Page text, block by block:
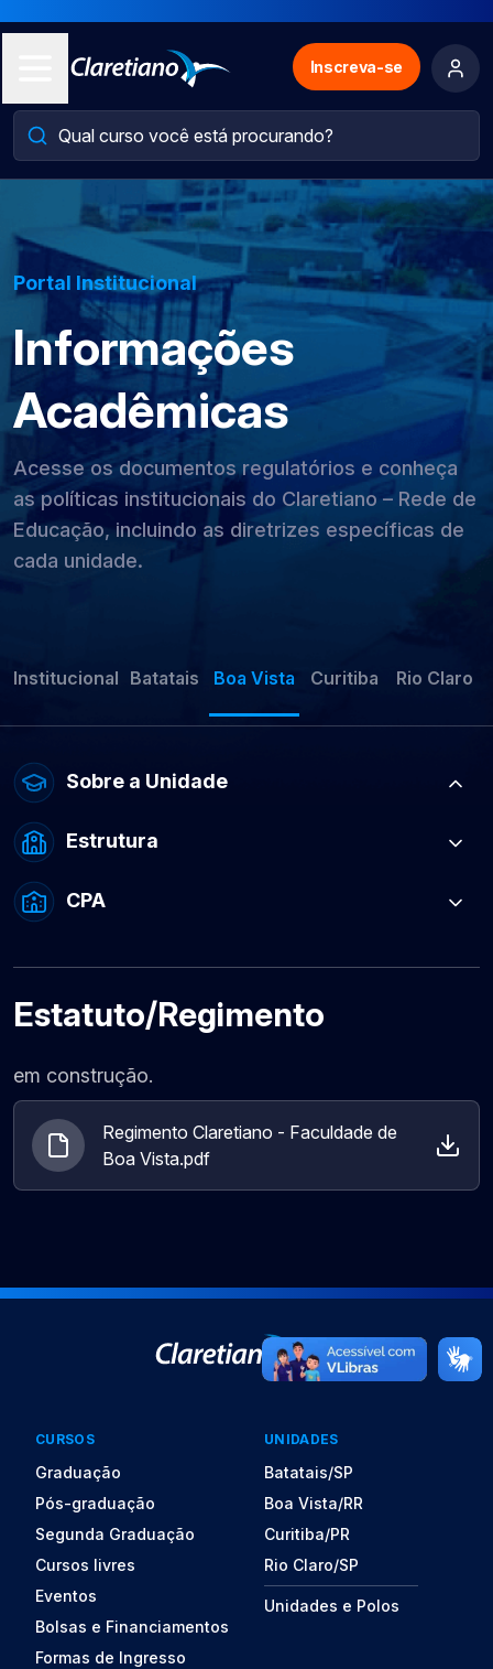
Inscreva-se
Portal Institucional
Informações
Acadêmicas
Acesse os documentos regulatórios e conheça
as políticas institucionais do Claretiano – Rede de
Educação, incluindo as diretrizes específicas de
cada unidade.
Institucional Batatais Boa Vista Curitiba Rio Claro
Sobre a Unidade
Estrutura
CPA
Estatuto/Regimento
em construção.
Regimento Claretiano - Faculdade de
Boa Vista.pdf
CURSOS
Graduação
Pós-graduação
Segunda Graduação
Cursos livres
Eventos
Bolsas e Financiamentos
Formas de Ingresso
UNIDADES
Batatais/SP
Boa Vista/RR
Curitiba/PR
Rio Claro/SP
Unidades e Polos